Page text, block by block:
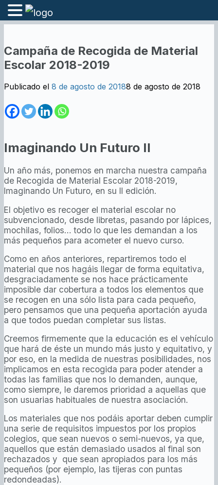
Campaña de Recogida de Material
Escolar 2018-2019
Publicado el 8 de agosto de 20188 de agosto de 2018
Imaginando Un Futuro II
Un año más, ponemos en marcha nuestra campaña
de Recogida de Material Escolar 2018-2019,
Imaginando Un Futuro, en su II edición.
El objetivo es recoger el material escolar no
subvencionado, desde libretas, pasando por lápices,
mochilas, folios… todo lo que les demandan a los
más pequeños para acometer el nuevo curso.
Como en años anteriores, repartiremos todo el
material que nos hagáis llegar de forma equitativa,
desgraciadamente se nos hace prácticamente
imposible dar cobertura a todos los elementos que
se recogen en una sólo lista para cada pequeño,
pero pensamos que una pequeña aportación ayuda
a que todos puedan completar sus listas.
Creemos firmemente que la educación es el vehículo
que hará de éste un mundo más justo y equitativo, y
por eso, en la medida de nuestras posibilidades, nos
implicamos en esta recogida para poder atender a
todas las familias que nos lo demanden, aunque,
como siempre, le daremos prioridad a aquellas que
son usuarias habituales de nuestra asociación.
Los materiales que nos podáis aportar deben cumplir
una serie de requisitos impuestos por los propios
colegios, que sean nuevos o semi-nuevos, ya que,
aquellos que están demasiado usados al final son
rechazados y que sean apropiados para los más
pequeños (por ejemplo, las tijeras con puntas
redondeadas).